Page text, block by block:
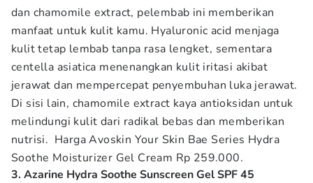
dan chamomile extract, pelembab ini memberikan
manfaat untuk kulit kamu. Hyaluronic acid menjaga
kulit tetap lembab tanpa rasa lengket, sementara
centella asiatica menenangkan kulit iritasi akibat
jerawat dan mempercepat penyembuhan luka jerawat.
Di sisi lain, chamomile extract kaya antioksidan untuk
melindungi kulit dari radikal bebas dan memberikan
nutrisi. Harga Avoskin Your Skin Bae Series Hydra
Soothe Moisturizer Gel Cream Rp 259.000.
3. Azarine Hydra Soothe Sunscreen Gel SPF 45